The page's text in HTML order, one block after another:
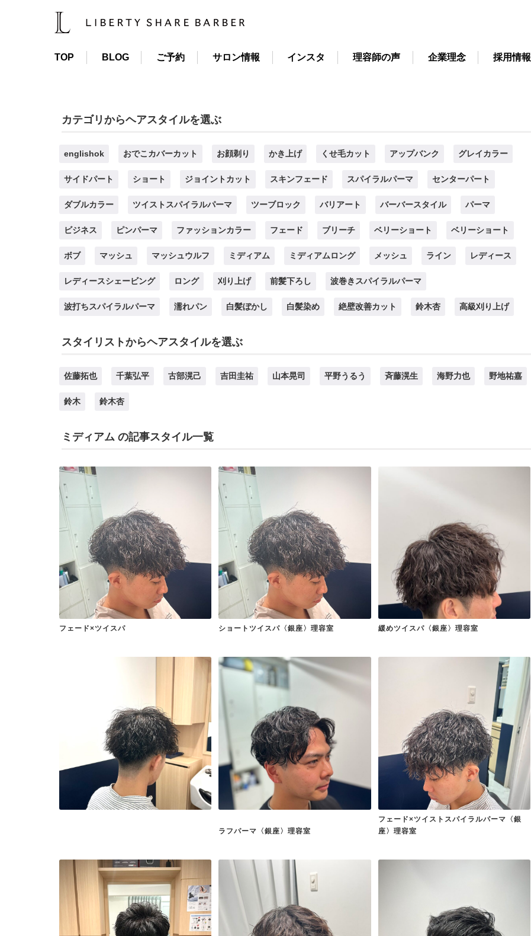
TOP BLOG ご予約 サロン情報 インスタ 理容師の声 企業理念 採用情報
カテゴリからヘアスタイルを選ぶ
englishok おでこカバーカット お顔剃り かき上げ くせ毛カット アップバンク グレイカラー
サイドパート ショート ジョイントカット スキンフェード スパイラルパーマ センターパート
ダブルカラー ツイストスパイラルパーマ ツーブロック バリアート バーバースタイル パーマ
ビジネス ピンパーマ ファッションカラー フェード ブリーチ ベリーショート ベリーショート
ボブ マッシュ マッシュウルフ ミディアム ミディアムロング メッシュ ライン レディース
レディースシェービング ロング 刈り上げ 前髪下ろし 波巻きスパイラルパーマ
波打ちスパイラルパーマ 濡れパン 白髪ぼかし 白髪染め 絶壁改善カット 鈴木杏 高級刈り上げ
スタイリストからヘアスタイルを選ぶ
佐藤拓也 千葉弘平 古部滉己 吉田圭祐 山本晃司 平野うるう 斉藤滉生 海野力也 野地祐嘉
鈴木 鈴木杏
ミディアム の記事スタイル一覧
フェード×ツイスパ ショートツイスパ〈銀座〉理容室 緩めツイスパ〈銀座〉理容室
ラフパーマ〈銀座〉理容室
フェード×ツイストスパイラルパーマ〈銀
座〉理容室